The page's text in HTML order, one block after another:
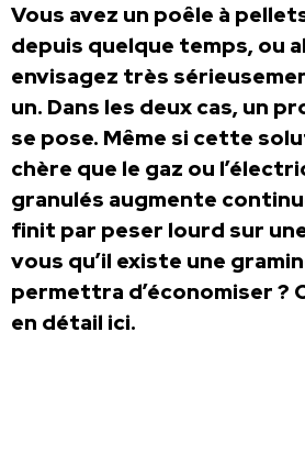
Vous avez un poêle à
depuis quelque temps, ou
envisagez très
un. Dans les deux cas, un
se pose. Même si cette
chère que le gaz ou
granulés augmente
finit par peser lourd sur
vous qu’il existe une
permettra d’économiser ?
en détail ici.